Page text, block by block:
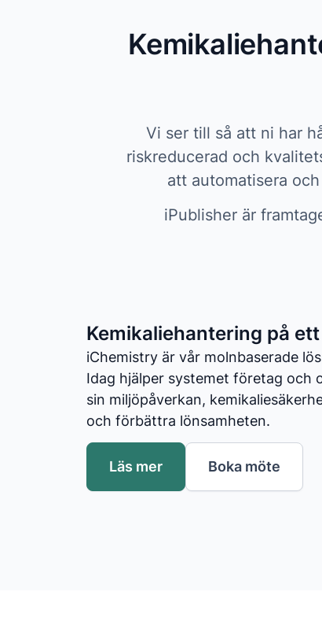
Vi ser till så att ni har
riskreducerad och
att automatisera
iPublisher är
Kemikaliehantering på
iChemistry är vår molnbaserade
Idag hjälper systemet företag och
sin miljöpåverkan,
och förbättra lönsamheten.
Läs mer Boka möte